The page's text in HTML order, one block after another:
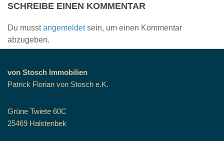
SCHREIBE EINEN KOMMENTAR
Du musstangemeldetsein, um einen Kommentar
abzugeben.
von Stosch Immobilien
Patrick Florian von Stosch e.K.
Grüne Twiete 60C
25469 Halstenbek